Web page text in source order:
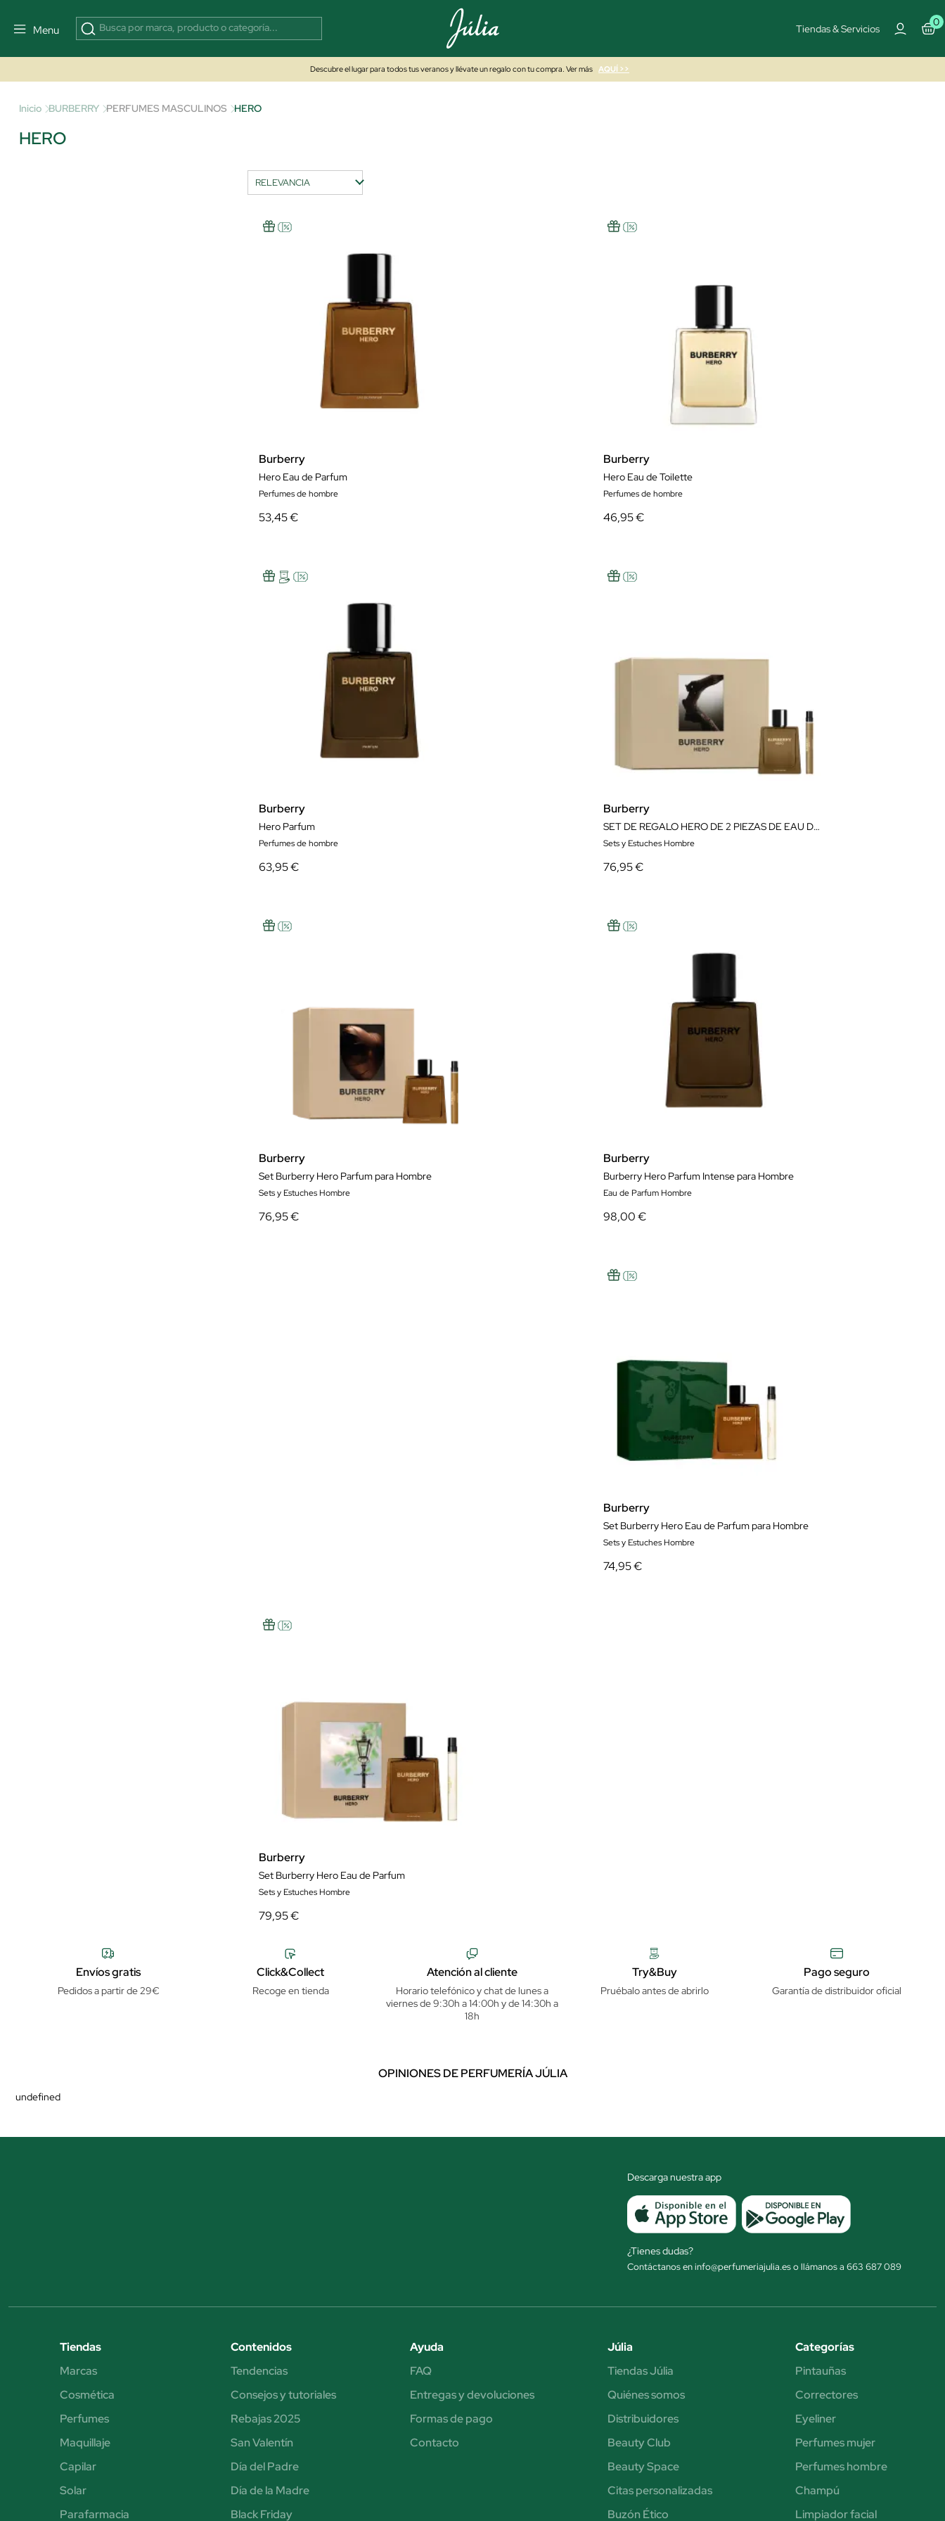
Menu Tiendas & Servicios
0
Descubre el lugar para todos tus veranos y llévate un regalo con tu compra. Ver más AQUÍ >>
Inicio BURBERRY PERFUMES MASCULINOS HERO
HERO
Burberry
Hero Eau de Parfum
Perfumes de hombre
53,45 €
Burberry
Hero Eau de Toilette
Perfumes de hombre
46,95 €
Burberry
Hero Parfum
Perfumes de hombre
63,95 €
Burberry
SET DE REGALO HERO DE 2 PIEZAS DE EAU DE PARFUM
Sets y Estuches Hombre
76,95 €
Burberry
Set Burberry Hero Parfum para Hombre
Sets y Estuches Hombre
76,95 €
Burberry
Burberry Hero Parfum Intense para Hombre
Eau de Parfum Hombre
98,00 €
Burberry
Set Burberry Hero Eau de Parfum para Hombre
Sets y Estuches Hombre
74,95 €
Burberry
Set Burberry Hero Eau de Parfum
Sets y Estuches Hombre
79,95 €
Envíos gratis
Pedidos a partir de 29€
Click&Collect
Recoge en tienda
Atención al cliente
Horario telefónico y chat de lunes a
viernes de 9:30h a 14:00h y de 14:30h a
18h
Try&Buy
Pruébalo antes de abrirlo
Pago seguro
Garantía de distribuidor oficial
OPINIONES DE PERFUMERÍA JÚLIA
undefined
Descarga nuestra app
¿Tienes dudas?
Contáctanos en info@perfumeriajulia.es o llámanos a 663 687 089
Tiendas
Marcas
Cosmética
Perfumes
Maquillaje
Capilar
Solar
Parafarmacia
Contenidos
Tendencias
Consejos y tutoriales
Rebajas 2025
San Valentín
Día del Padre
Día de la Madre
Black Friday
Ayuda
FAQ
Entregas y devoluciones
Formas de pago
Contacto
Júlia
Tiendas Júlia
Quiénes somos
Distribuidores
Beauty Club
Beauty Space
Citas personalizadas
Buzón Ético
Categorías
Pintauñas
Correctores
Eyeliner
Perfumes mujer
Perfumes hombre
Champú
Limpiador facial